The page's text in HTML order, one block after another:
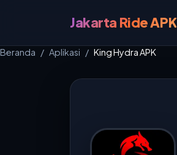
Jakarta Ride APK
Beranda Aplikasi King Hydra APK